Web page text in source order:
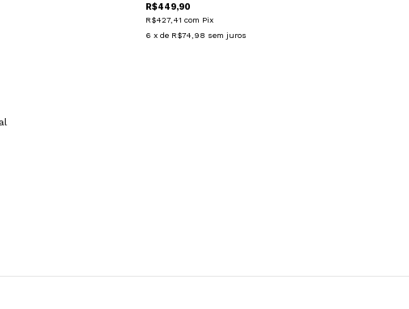
R$449,90
R$427,41 com Pix
6 x de R$74,98 sem juros